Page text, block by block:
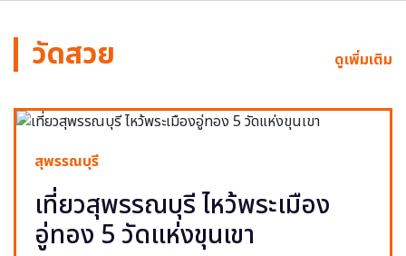
วัดสวย ดูเพิ่มเติม
สุพรรณบุรี
เที่ยวสุพรรณบุรี ไหว้พระเมือง
อู่ทอง 5 วัดแห่งขุนเขา